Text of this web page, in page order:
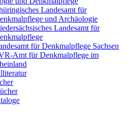
Landesamt für
und Archäologie
Landesamt für
für Denkmalpflege Sachsen
Amt für Denkmalpflege im